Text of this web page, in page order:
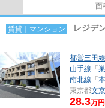
面
賃貸｜マンション レジデ
都営三田線
山手線 「
南北線 「
東京都文
28.3万円